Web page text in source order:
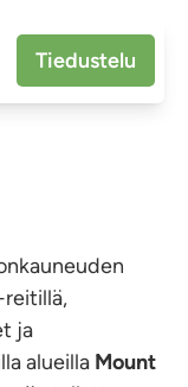
Tiedustelu
reitillä,
ja
alueilla Mount